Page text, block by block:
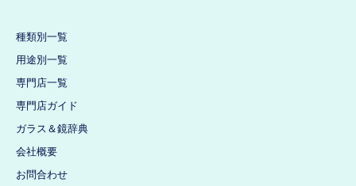
種類別一覧
用途別一覧
専門店一覧
専門店ガイド
ガラス＆鏡辞典
会社概要
お問合わせ